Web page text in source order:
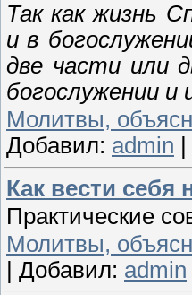
Так как жизнь
и в
две части или
богослужении и
Молитвы,
Добавил: admin
Как вести себя
Практические
Молитвы,
Добавил: admin